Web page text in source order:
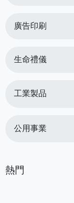
廣告印刷
生命禮儀
工業製品
公用事業
熱門